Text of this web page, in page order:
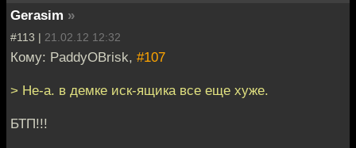
Gerasim »
#113 | 21.02.12 12:32
Кому: PaddyOBrisk, #107
> Не-а. в демке иск-ящика все еще хуже.
БТП!!!